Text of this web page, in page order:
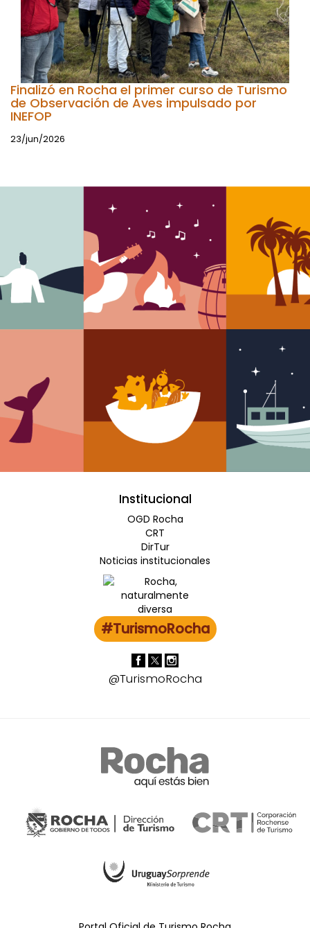
Finalizó en Rocha el primer curso de Turismo
de Observación de Aves impulsado por
INEFOP
23/jun/2026
Institucional
OGD Rocha
CRT
DirTur
Noticias institucionales
#TurismoRocha
@TurismoRocha